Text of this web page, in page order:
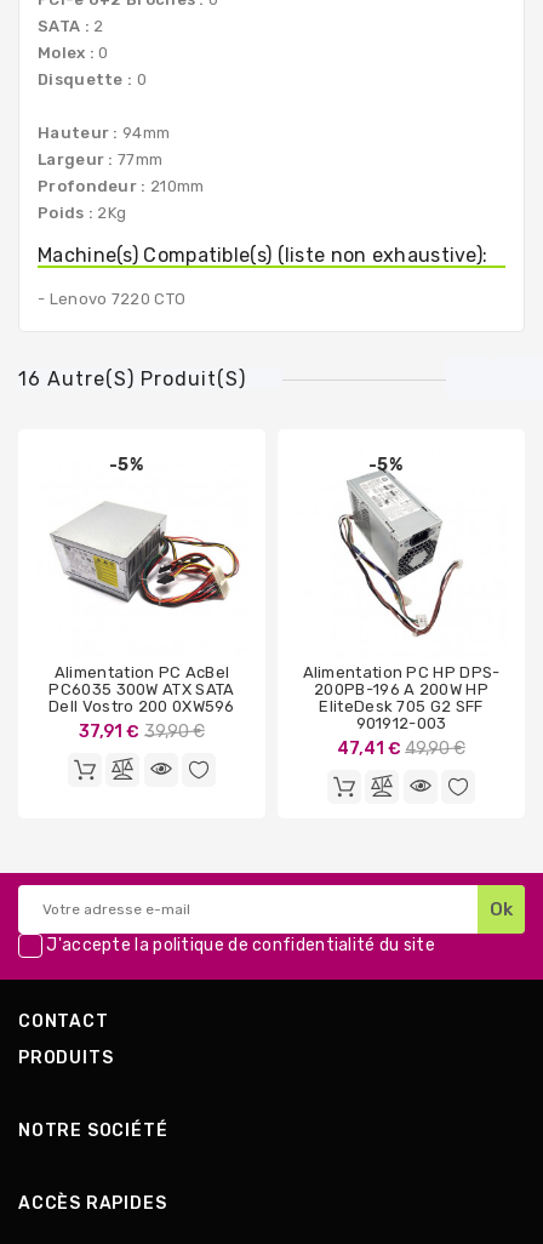
SATA : 2
Molex :0
Disquette : 0
Hauteur : 94mm
Largeur : 77mm
Profondeur : 210mm
Poids : 2Kg
Machine(s) Compatible(s) (liste non exhaustive):
- Lenovo 7220 CTO
16 Autre(s) Produit(s)
-5%
Alimentation PC AcBel
PC6035 300W ATX SATA
Dell Vostro 200 0XW596
37,91 € Prix
base
39,90 €
-5%
Alimentation PC HP DPS-
200PB-196 A 200W HP
EliteDesk 705 G2 SFF
901912-003
47,41 € Prix
base
49,90 €
J'accepte lapolitique de confidentialité du site
CONTACT
PRODUITS
NOTRE SOCIÉTÉ
ACCÈS RAPIDES